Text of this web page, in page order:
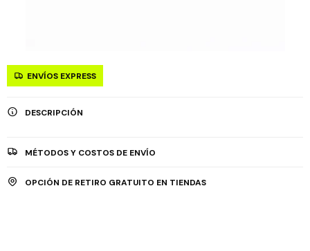
ENVÍOS EXPRESS
DESCRIPCIÓN
MÉTODOS Y COSTOS DE ENVÍO
OPCIÓN DE RETIRO GRATUITO EN TIENDAS